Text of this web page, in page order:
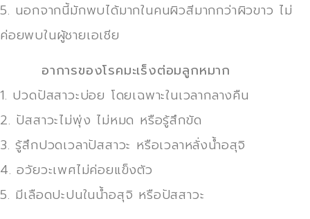
5. นอกจากนี้มักพบได้มากในคนผิวสีมากกว่าผิวขาว ไม่
ค่อยพบในผู้ชายเอเชีย
อาการของโรคมะเร็งต่อมลูกหมาก
1. ปวดปัสสาวะบ่อย โดยเฉพาะในเวลากลางคืน
2. ปัสสาวะไม่พุ่ง ไม่หมด หรือรู้สึกขัด
3. รู้สึกปวดเวลาปัสสาวะ หรือเวลาหลั่งน้ำอสุจิ
4. อวัยวะเพศไม่ค่อยแข็งตัว
5. มีเลือดปะปนในน้ำอสุจิ หรือปัสสาวะ